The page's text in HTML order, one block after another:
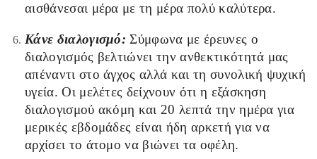
αισθάνεσαι μέρα με τη μέρα πολύ καλύτερα.
Κάνε διαλογισμό:Σύμφωνα με έρευνες ο
διαλογισμός βελτιώνει την ανθεκτικότητά μας
απέναντι στο άγχος αλλά και τη συνολική ψυχική
υγεία. Οι μελέτες δείχνουν ότι η εξάσκηση
διαλογισμού ακόμη και 20 λεπτά την ημέρα για
μερικές εβδομάδες είναι ήδη αρκετή για να
αρχίσει το άτομο να βιώνει τα οφέλη.